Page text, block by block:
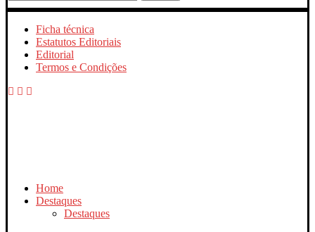
Ficha técnica
Estatutos Editoriais
Editorial
Termos e Condições
Home
Destaques
Destaques